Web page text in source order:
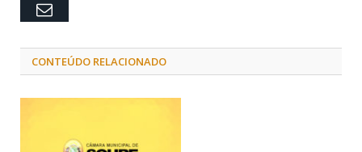
Email
CONTEÚDO RELACIONADO